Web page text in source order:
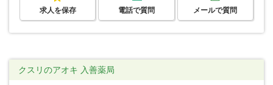
求人を保存 電話で質問 メールで質問
クスリのアオキ 入善薬局